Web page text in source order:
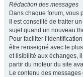
Rédaction des messages
Dans chaque forum, vous
Il est conseillé de traiter
sujet quand un nouveau
Pour faciliter
être renseigné avec le
et lisibilité aux échanges,
partir du moteur du site
Le contenu des